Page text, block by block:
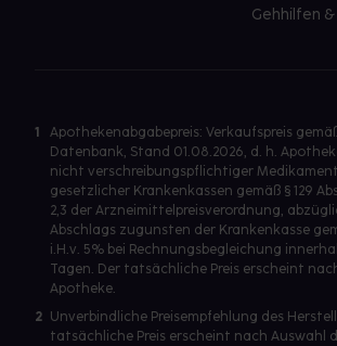
Gehhilfen
1
Apothekenabgabepreis: Verkaufspreis
Datenbank, Stand 01.08.2026, d. h.
nicht verschreibungspflichtiger
gesetzlicher Krankenkassen gemäß § 129
2,3 der Arzneimittelpreisverordnung,
Abschlags zugunsten der Krankenkasse
i.H.v. 5% bei Rechnungsbegleichung
Tagen. Der tatsächliche Preis erscheint
Apotheke.
2 Unverbindliche Preisempfehlung des
tatsächliche Preis erscheint nach Auswahl